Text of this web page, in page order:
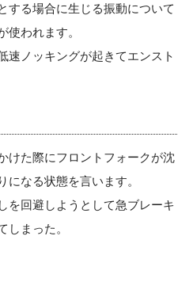
する場合に生じる振動について
使われます。
速ノッキングが起きてエンスト
けた際にフロントフォークが沈
なる状態を言います。
を回避しようとして急ブレーキ
しまった。